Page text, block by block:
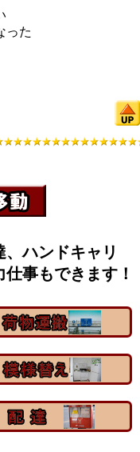
った
ハンドキャリ
事もできます！